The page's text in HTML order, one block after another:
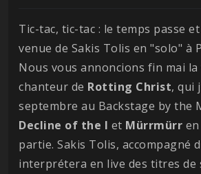
Tic-tac, tic-tac : le temps passe
venue de Sakis Tolis en "solo" à
Nous vous annoncions fin mai la
chanteur de Rotting Christ, qui
septembre au Backstage by the
Decline of the I et Mürrmürr
partie. Sakis Tolis, accompagné
interprétera en live des titres